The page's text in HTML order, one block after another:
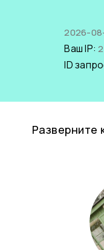
2026-
Ваш IP:
ID
Разверните